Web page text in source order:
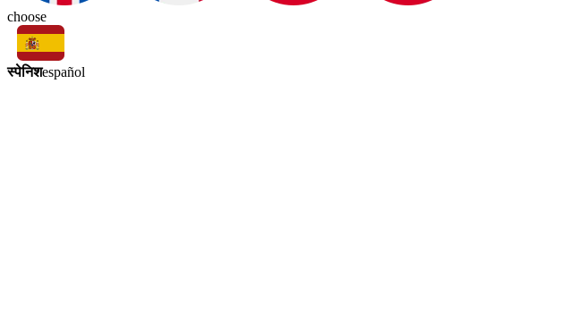
choose
स्पेनिशespañol